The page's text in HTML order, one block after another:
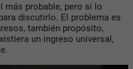
más probable, pero sí lo
discutirlo. El problema es
también propósito,
un ingreso universal,